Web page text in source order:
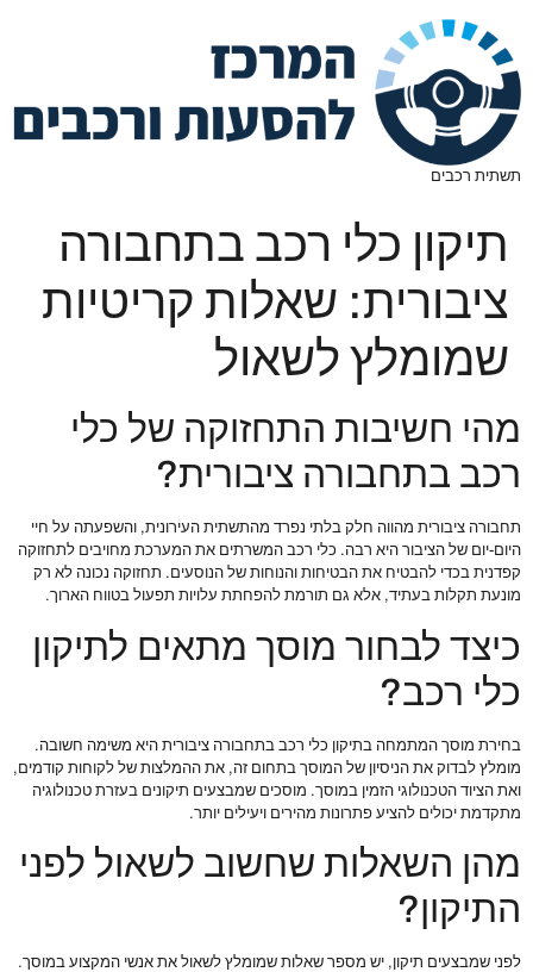
תשתית רכבים
תיקון כלי רכב בתחבורה
ציבורית: שאלות קריטיות
שמומלץ לשאול
מהי חשיבות התחזוקה של כלי
רכב בתחבורה ציבורית?
תחבורה ציבורית מהווה חלק בלתי נפרד מהתשתית העירונית, והשפעתה על חיי
היום-יום של הציבור היא רבה. כלי רכב המשרתים את המערכת מחויבים לתחזוקה
קפדנית בכדי להבטיח את הבטיחות והנוחות של הנוסעים. תחזוקה נכונה לא רק
מונעת תקלות בעתיד, אלא גם תורמת להפחתת עלויות תפעול בטווח הארוך.
כיצד לבחור מוסך מתאים לתיקון
כלי רכב?
בחירת מוסך המתמחה בתיקון כלי רכב בתחבורה ציבורית היא משימה חשובה.
מומלץ לבדוק את הניסיון של המוסך בתחום זה, את ההמלצות של לקוחות קודמים,
ואת הציוד הטכנולוגי הזמין במוסך. מוסכים שמבצעים תיקונים בעזרת טכנולוגיה
מתקדמת יכולים להציע פתרונות מהירים ויעילים יותר.
מהן השאלות שחשוב לשאול לפני
התיקון?
לפני שמבצעים תיקון, יש מספר שאלות שמומלץ לשאול את אנשי המקצוע במוסך.